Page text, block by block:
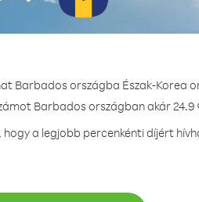
Barbados országba Észak-Korea
Barbados országban akár
a legjobb percenkénti díjért